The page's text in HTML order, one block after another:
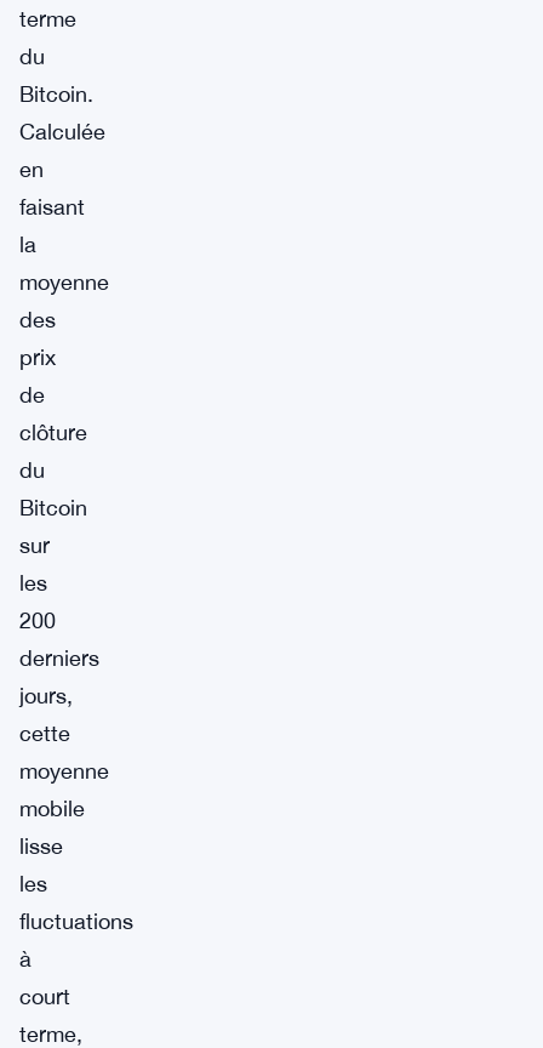
terme
du
Bitcoin.
Calculée
en
faisant
la
moyenne
des
prix
de
clôture
du
Bitcoin
sur
les
200
derniers
jours,
cette
moyenne
mobile
lisse
les
fluctuations
à
court
terme,